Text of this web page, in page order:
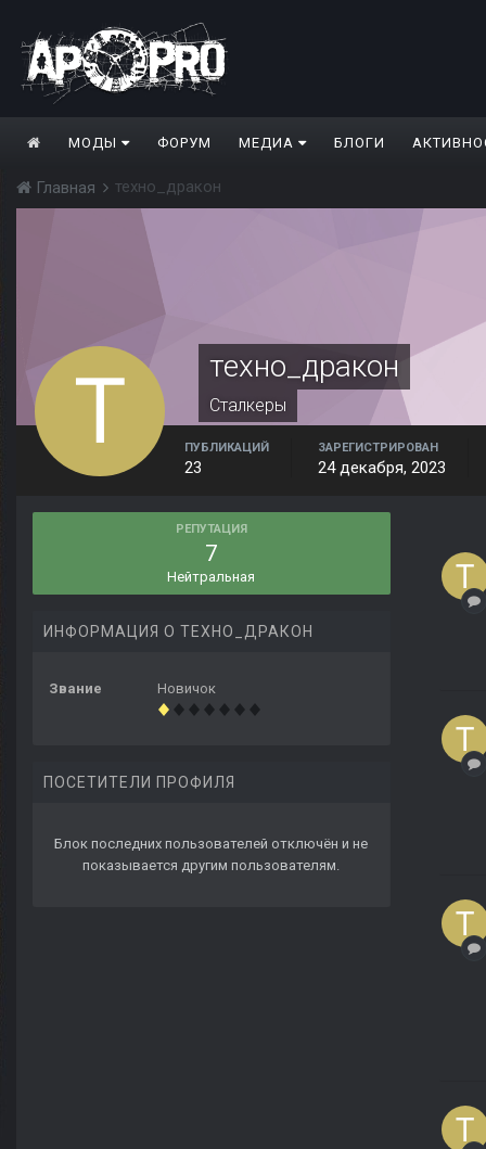
МОДЫ ФОРУМ МЕДИА БЛОГИ
Главная техно_дракон
техно_дракон
Сталкеры
ПУБЛИКАЦИЙ
23
ЗАРЕГИСТРИРОВАН
24 декабря, 2023
РЕПУТАЦИЯ
7
Нейтральная
ИНФОРМАЦИЯ О ТЕХНО_ДРАКОН
Звание Новичок
ПОСЕТИТЕЛИ ПРОФИЛЯ
Блок последних пользователей отключён и не
показывается другим пользователям.